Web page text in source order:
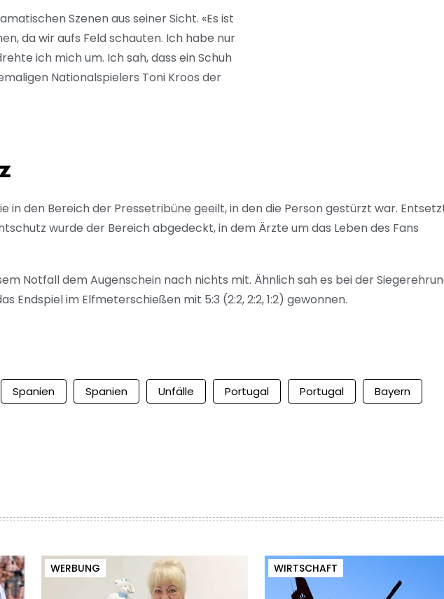
Szenen aus seiner Sicht. «Es ist
da wir aufs Feld schauten. Ich habe nur
ich mich um. Ich sah, dass ein Schuh
Nationalspielers Toni Kroos der
den Bereich der Pressetribüne geeilt, in den die Person gestürzt war.
wurde der Bereich abgedeckt, in dem Ärzte um das Leben des Fans
Notfall dem Augenschein nach nichts mit. Ähnlich sah es bei der
Endspiel im Elfmeterschießen mit 5:3 (2:2, 2:2, 1:2) gewonnen.
Spanien Spanien Unfälle Portugal Portugal Bayern
WERBUNG WIRTSCHAFT